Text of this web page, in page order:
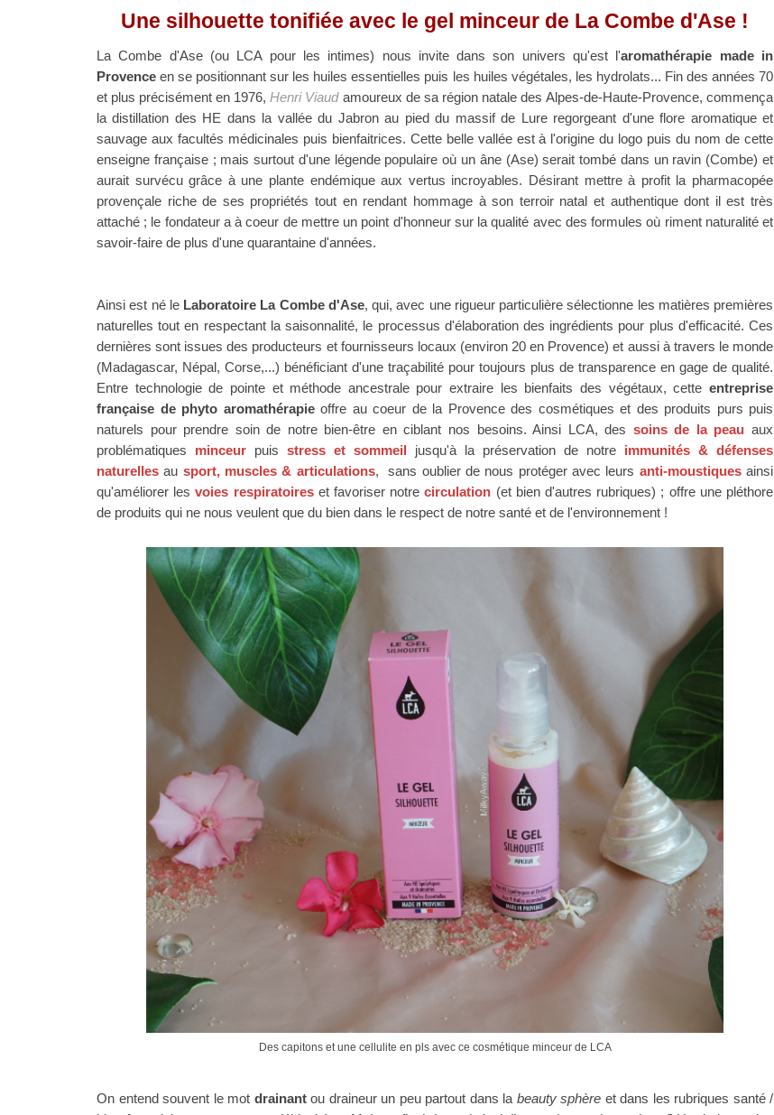
Une silhouette tonifiée avec le gel minceur de La Combe d'Ase !
La Combe d'Ase (ou LCA pour les intimes) nous invite dans son univers qu'est l'aromathérapie made in
Provenceen se positionnantsur les huiles essentielles puis les huiles végétales, les hydrolats... Fin des années 70
et plus précisément en 1976,Henri Viaudamoureux de sa région natale des Alpes-de-Haute-Provence, commença
la distillation des HE dans la vallée du Jabron au pied du massif de Lure regorgeant d'une flore aromatique et
sauvage aux facultés médicinales puis bienfaitrices. Cette belle vallée est à l'origine du logo puis du nom de cette
enseigne française ; mais surtout d'une légende populaire où un âne (Ase) serait tombé dans un ravin (Combe) et
aurait survécu grâce à une plante endémique aux vertus incroyables. Désirant mettre à profit la pharmacopée
provençale riche de ses propriétés tout en rendant hommage à son terroir natal et authentique dont il est très
attaché ; le fondateur a à coeur de mettre un point d'honneur sur la qualité avec des formules où riment naturalité et
savoir-faire de plus d'une quarantaine d'années.
Ainsi est né le Laboratoire La Combe d'Ase, qui, avec une rigueur particulière sélectionne les matières premières
naturelles tout en respectant la saisonnalité, le processus d'élaboration des ingrédients pour plus d'efficacité. Ces
dernières sont issues des producteurs et fournisseurs locaux (environ 20 en Provence) et aussi à travers le monde
(Madagascar, Népal, Corse,...) bénéficiant d'une traçabilité pour toujours plus de transparence en gage de qualité.
Entre technologie de pointe et méthode ancestrale pour extraire les bienfaits des végétaux, cette entreprise
française de phyto aromathérapieoffre au coeur de la Provence des cosmétiques et des produits purs puis
naturels pour prendre soin de notre bien-être en ciblant nos besoins. Ainsi LCA, des soins de la peau aux
problématiques minceur puis stress et sommeil jusqu'à la préservation de notre immunités & défenses
naturelles au sport, muscles & articulations, sans oublier de nous protéger avec leurs anti-moustiquesainsi
qu'améliorer lesvoies respiratoireset favoriser notrecirculation (et bien d'autres rubriques) ; offre une pléthore
de produits qui ne nous veulent que du bien dans le respect de notre santé et de l'environnement !
Des capitons et une cellulite en pls avec ce cosmétique minceur de LCA
On entend souvent le mot drainantou draineur un peu partout dans la beauty sphère et dans les rubriques santé /